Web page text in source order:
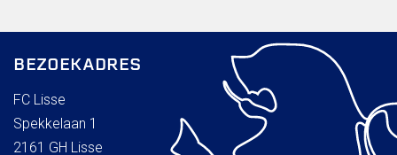
BEZOEKADRES
FC Lisse
Spekkelaan 1
2161 GH Lisse